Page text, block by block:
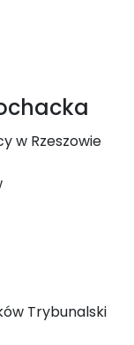
w Rzeszowie
Trybunalski